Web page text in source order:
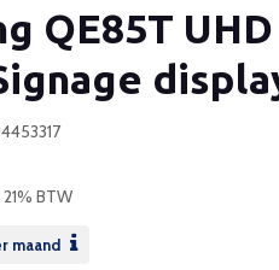
QE85T
BTW
maand